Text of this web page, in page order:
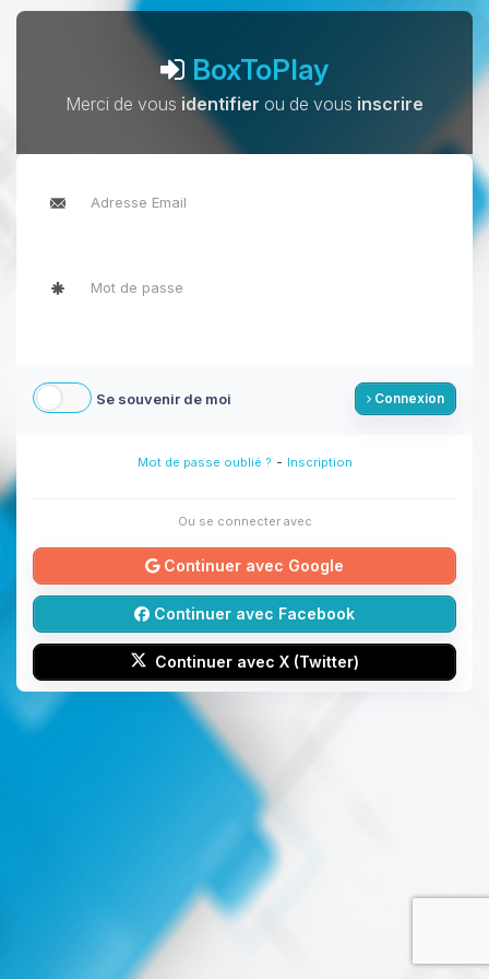
BoxToPlay
Merci de vous identifier ou de vous inscrire
Se souvenir de moi Connexion
Mot de passe oublié ? - Inscription
Ou se connecter avec
Continuer avec Google
Continuer avec Facebook
Continuer avec X (Twitter)